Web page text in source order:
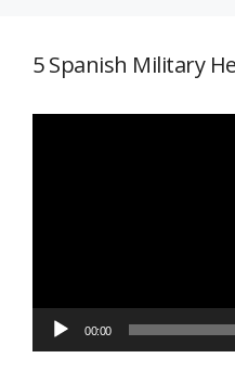
5 Spanish Military
00:00